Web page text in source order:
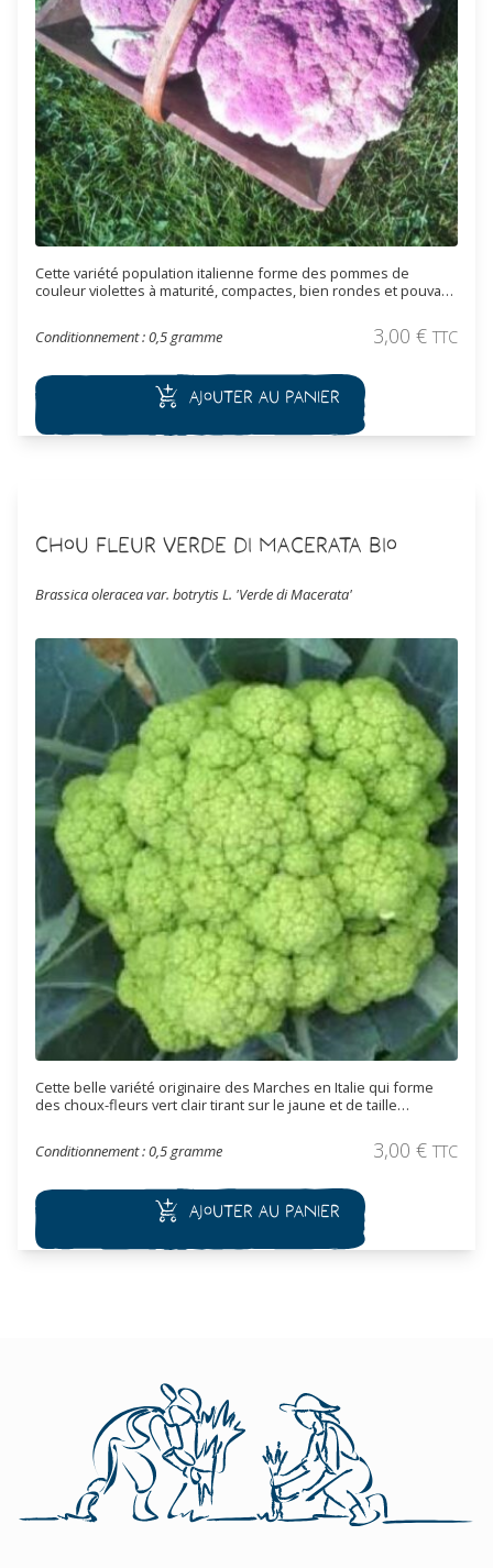
Cette variété population italienne forme des pommes de
couleur violettes à maturité, compactes, bien rondes et pouvant
Son cycle décalé permet d'éviter parfois les dégâts des altises.
Cette variété vigoureuse permet une récolte au milieu de l'hiver.
Conditionnement : 0,5 gramme 3,00 € TTC
Ajouter au panier
Chou Fleur Verde di Macerata Bio
Brassica oleracea var. botrytis L. 'Verde di Macerata'
Cette belle variété originaire des Marches en Italie qui forme
des choux-fleurs vert clair tirant sur le jaune et de taille
couleur doré. Les chou-fleur de 700 g à plus d'1 kg se récoltent
en automne et début d'hiver. Se conserve très bien après
Conditionnement : 0,5 gramme 3,00 € TTC
Ajouter au panier